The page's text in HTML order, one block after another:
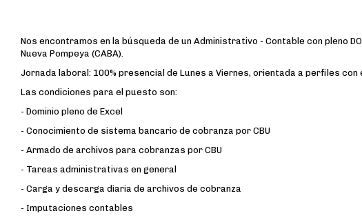
Nos encontramos en la búsqueda de un Administrativo - Contable con pleno
Nueva Pompeya (CABA).
Jornada laboral: 100% presencial de Lunes a Viernes, orientada a perfiles
Las condiciones para el puesto son:
- Dominio pleno de Excel
- Conocimiento de sistema bancario de cobranza por CBU
- Armado de archivos para cobranzas por CBU
- Tareas administrativas en general
- Carga y descarga diaria de archivos de cobranza
- Imputaciones contables